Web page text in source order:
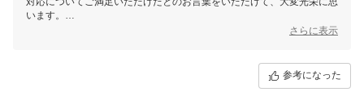
います。
不安なくお取引ができたとのこと、安心してお待ちいただけたことが何
またのご利用の際にも、より一層安心していただけるように努めますの
で、ぜひ機会がございましたら、またご利用くださいませ。
さらに表示
参考になった